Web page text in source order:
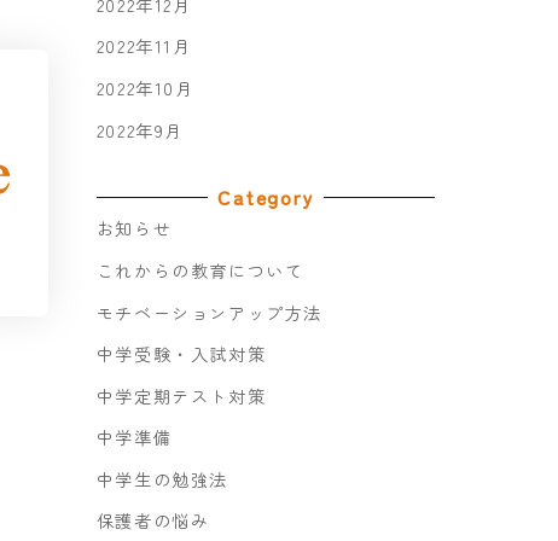
2022年11月
2022年10月
2022年9月
Category
お知らせ
これからの教育について
モチベーションアップ方法
中学受験・入試対策
中学定期テスト対策
中学準備
中学生の勉強法
保護者の悩み